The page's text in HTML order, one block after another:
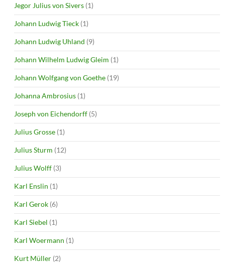
Jegor Julius von Sivers (1)
Johann Ludwig Tieck (1)
Johann Ludwig Uhland (9)
Johann Wilhelm Ludwig Gleim (1)
Johann Wolfgang von Goethe (19)
Johanna Ambrosius (1)
Joseph von Eichendorff (5)
Julius Grosse (1)
Julius Sturm (12)
Julius Wolff (3)
Karl Enslin (1)
Karl Gerok (6)
Karl Siebel (1)
Karl Woermann (1)
Kurt Müller (2)